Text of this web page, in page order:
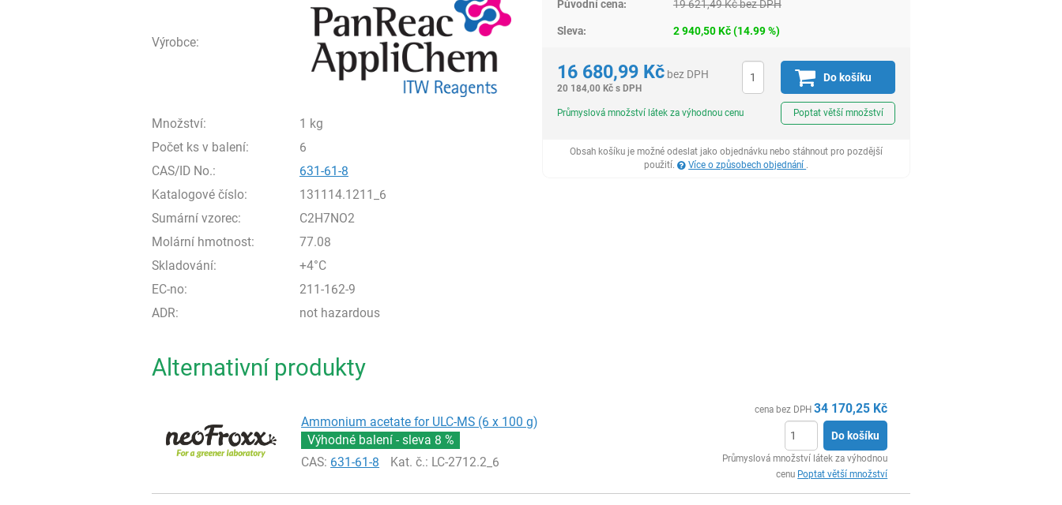
Výrobce:
Množství:
1 kg
Počet ks v balení:
6
CAS/ID No.:
631-61-8
Katalogové číslo:
131114.1211_6
Sumární vzorec:
C2H7NO2
Molární hmotnost:
77.08
Skladování:
+4°C
EC-no:
211-162-9
ADR:
not hazardous
Původní cena: 19 621,49Kčbez DPH
Sleva: 2 940,50Kč(14.99%)
16 680,99 Kč bez DPH
20 184,00 Kč s DPH
Do košíku
Průmyslová množství látek za výhodnou cenu Poptat větší množství
Obsah košíku je možné odeslat jako objednávku nebo stáhnout pro pozdější
použití.
Více o způsobech objednání
Alternativní produkty
Ammonium acetate for ULC-MS (6 x 100 g)
Výhodné balení - sleva 8 %
CAS: 631-61-8 Kat. č.: LC-2712.2_6
cena bez DPH 34 170,25 Kč
Do košíku
Průmyslová množství látek za výhodnou
cenu Poptat větší množství